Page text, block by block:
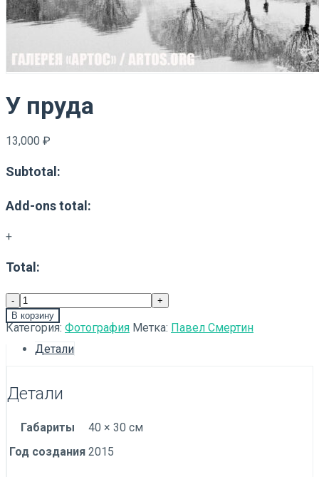
У пруда
13,000 ₽
Subtotal:
Add-ons total:
+
Total:
В корзину
Категория: Фотография Метка: Павел Смертин
Детали
Детали
Габариты
40 × 30 см
Год создания 2015